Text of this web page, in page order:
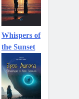
Whispers of
the Sunset